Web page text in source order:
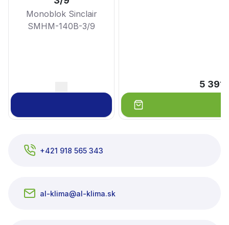
Monoblok Sinclair
SMHM-140B-3/9
5
+421 918 565 343
al-klima@al-klima.sk